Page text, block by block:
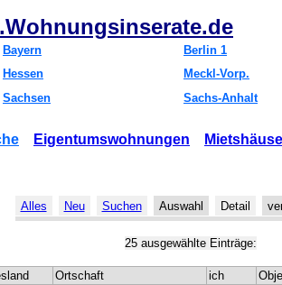
Bayern Berlin 1
Hessen Meckl-Vorp.
Sachsen Sachs-Anhalt
Eigentumswohnungen
Alles Neu Suchen Auswahl Detail
25 ausgewählte Einträge:
Ortschaft ich